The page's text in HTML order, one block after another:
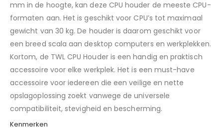
mm in de hoogte, kan deze CPU houder de meeste CPU-
formaten aan. Het is geschikt voor CPU’s tot maximaal
gewicht van 30 kg. De houder is daarom geschikt voor
een breed scala aan desktop computers en werkplekken.
Kortom, de TWL CPU Houder is een handig en praktisch
accessoire voor elke werkplek. Het is een must-have
accessoire voor iedereen die een veilige en nette
opslagoplossing zoekt vanwege de universele
compatibiliteit, stevigheid en bescherming.
Kenmerken